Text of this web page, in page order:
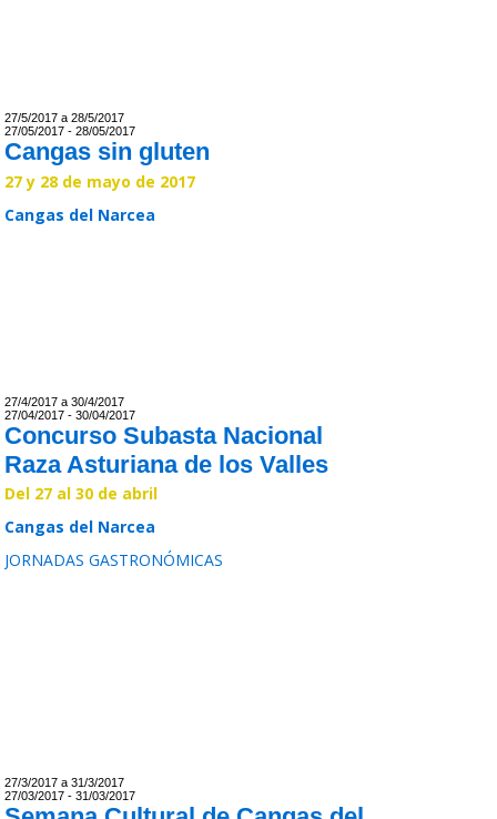
27/5/2017 a 28/5/2017
27/05/2017 - 28/05/2017
Cangas sin gluten
27 y 28 de mayo de 2017
Cangas del Narcea
27/4/2017 a 30/4/2017
27/04/2017 - 30/04/2017
Concurso Subasta Nacional
Raza Asturiana de los Valles
Del 27 al 30 de abril
Cangas del Narcea
JORNADAS GASTRONÓMICAS
27/3/2017 a 31/3/2017
27/03/2017 - 31/03/2017